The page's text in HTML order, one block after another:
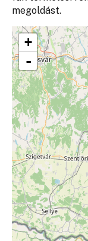
megoldást.
+
-